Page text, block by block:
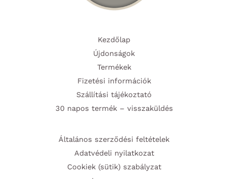
Kezdőlap
Újdonságok
Termékek
Fizetési információk
Szállítási tájékoztató
30 napos termék – visszaküldés
Általános szerződési feltételek
Adatvédeli nyilatkozat
Cookiek (sütik) szabályzat